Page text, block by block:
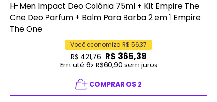
H-Men Impact Deo Colônia 75ml + Kit Empire The
One Deo Parfum + Balm Para Barba 2 em 1 Empire
The One
Você economiza R$ 56,37
R$421,76 R$ 365,39
Em até 6x R$60,90 sem juros
COMPRAR OS 2